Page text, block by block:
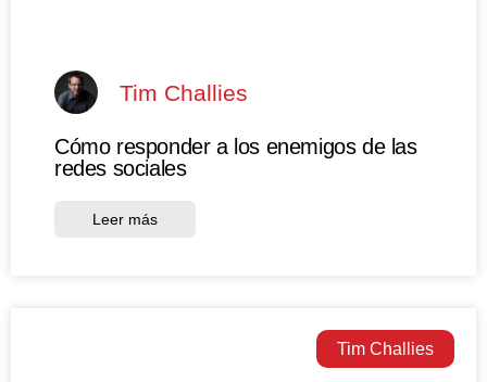
Tim Challies
Cómo responder a los enemigos de las
redes sociales
Leer más
Tim Challies